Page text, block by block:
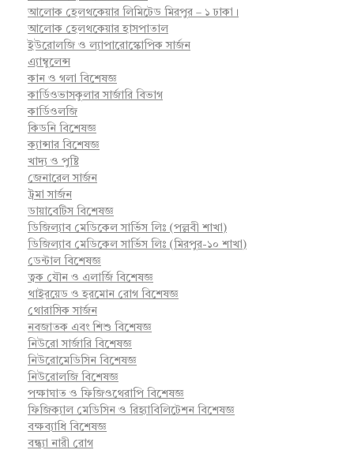
আলোক হেলথকেয়ার লিমিটেড মিরপুর – ১ ঢাকা।
আলোক হেলথকেয়ার হাসপাতাল
ইউরোলজি ও ল্যাপারোস্কোপিক সার্জন
এ্যাম্বুলেন্স
কান ও গলা বিশেষজ্ঞ
কার্ডিওভাসকুলার সার্জারি বিভাগ
কার্ডিওলজি
কিডনি বিশেষজ্ঞ
ক্যান্সার বিশেষজ্ঞ
খাদ্য ও পুষ্টি
জেনারেল সার্জন
ট্রমা সার্জন
ডায়াবেটিস বিশেষজ্ঞ
ডিজিল্যাব মেডিকেল সার্ভিস লিঃ (পল্লবী শাখা)
ডিজিল্যাব মেডিকেল সার্ভিস লিঃ (মিরপুর-১০ শাখা)
ডেন্টাল বিশেষজ্ঞ
ত্বক যৌন ও এলার্জি বিশেষজ্ঞ
থাইরয়েড ও হরমোন রোগ বিশেষজ্ঞ
থোরাসিক সার্জন
নবজাতক এবং শিশু বিশেষজ্ঞ
নিউরো সার্জারি বিশেষজ্ঞ
নিউরোমেডিসিন বিশেষজ্ঞ
নিউরোলজি বিশেষজ্ঞ
পক্ষাঘাত ও ফিজিওথেরাপি বিশেষজ্ঞ
ফিজিক্যাল মেডিসিন ও রিহ্যাবিলিটেশন বিশেষজ্ঞ
বক্ষব্যাধি বিশেষজ্ঞ
বন্ধ্যা নারী রোগ